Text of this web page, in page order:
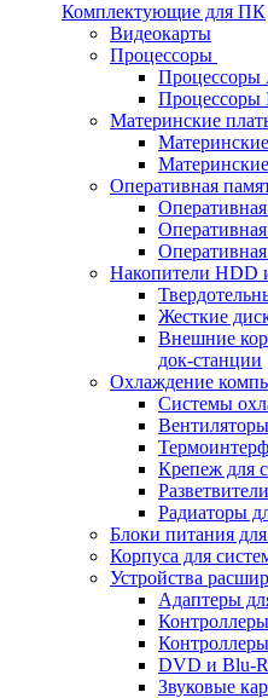
Комплектующие для ПК
Видеокарты
Процессоры
Процессоры
Процессоры
Материнские
Оперативная
Накопители HDD
Жесткие
Внешние
док-станции
Охлаждение
Системы
Крепеж для
Радиаторы
Блоки питания
Корпуса для
Устройства
Адаптеры
DVD и Blu-
Звуковые